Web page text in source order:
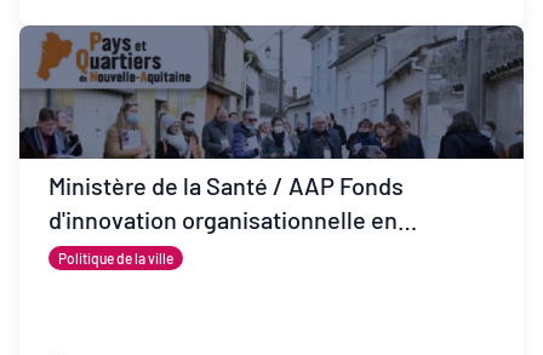
Ministère de la Santé / AAP Fonds
d'innovation organisationnelle en
psychiatrie (FIOP)
Politique de la ville